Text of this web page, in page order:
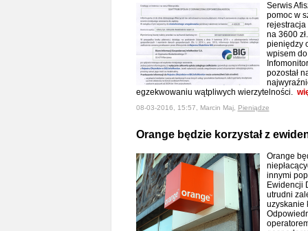
Serwis
pomoc w
rejestracja
na 3600
pieniędzy
wpisem
pozostał
egzekwowaniu wątpliwych wierzytelności.
08-03-2016, 15:57, Marcin Maj, Pieniądze
Orange będzie korzystał z
Orange
innymi
Ewidencji
utrudni
uzyskanie